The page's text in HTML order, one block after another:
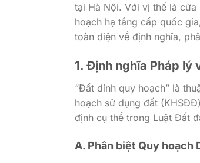
tại Hà Nội. Với vị thế là
hoạch hạ tầng cấp quốc
toàn diện về định nghĩa,
1. Định nghĩa Pháp lý
“Đất dính quy hoạch” là
hoạch sử dụng đất
định cụ thể trong Luật Đất
A. Phân biệt Quy hoạch